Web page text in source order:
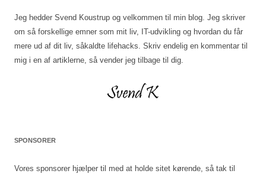
Jeg hedder Svend Koustrup og velkommen til min blog. Jeg skriver
om så forskellige emner som mit liv, IT-udvikling og hvordan du får
mere ud af dit liv, såkaldte lifehacks. Skriv endelig en kommentar til
mig i en af artiklerne, så vender jeg tilbage til dig.
SPONSORER
Vores sponsorer hjælper til med at holde sitet kørende, så tak til